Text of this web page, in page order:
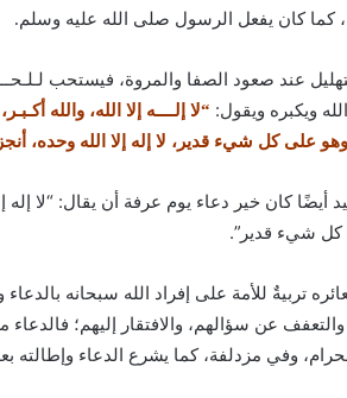
، كما كان يفعل الرسول صلى الله عليه وسلم.
عند صعود الصفا والمروة، فيستحب
ويكبره ويقول: “لا إلــــه إلا الله، والله
على كل شيء قدير، لا إله إلا الله وحده،
أيضًا كان خير دعاء يوم عرفة أن يقال: “لا إله
شيء قدير”.
تربيةٌ للأمة على إفراد الله سبحانه بالدعاء
والتعفف عن سؤالهم، والافتقار إليهم؛
وفي مزدلفة، كما يشرع الدعاء